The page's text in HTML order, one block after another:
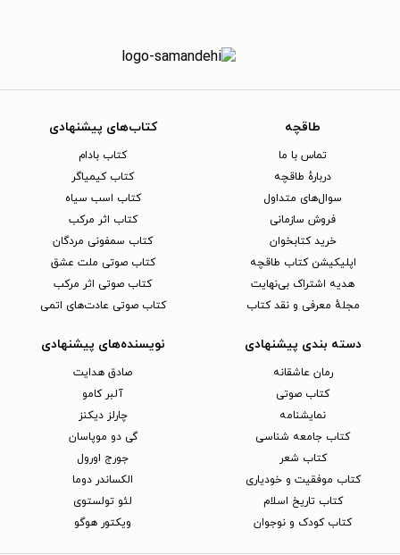
طاقچه
تماس با ما
دربارهٔ طاقچه
سوال‌های متداول
فروش سازمانی
خرید کتابخوان
اپلیکیشن کتاب طاقچه
هدیه اشتراک بی‌نهایت
مجلهٔ معرفی و نقد کتاب
کتاب‌های پیشنهادی
کتاب بادام
کتاب کیمیاگر
کتاب اسب سیاه
کتاب اثر مرکب
کتاب سمفونی مردگان
کتاب صوتی ملت عشق
کتاب صوتی اثر مرکب
کتاب صوتی عادت‌های اتمی
دسته بندی پیشنهادی
رمان عاشقانه
کتاب‌ صوتی
نمایشنامه
کتاب جامعه شناسی
کتاب شعر
کتاب موفقیت و خودیاری
کتاب تاریخ اسلام
کتاب کودک و نوجوان
نویسنده‌های پیشنهادی
صادق هدایت
آلبر کامو
چارلز دیکنز
گی دو موپاسان
جورج اورول
الکساندر دوما
لئو تولستوی
ویکتور هوگو